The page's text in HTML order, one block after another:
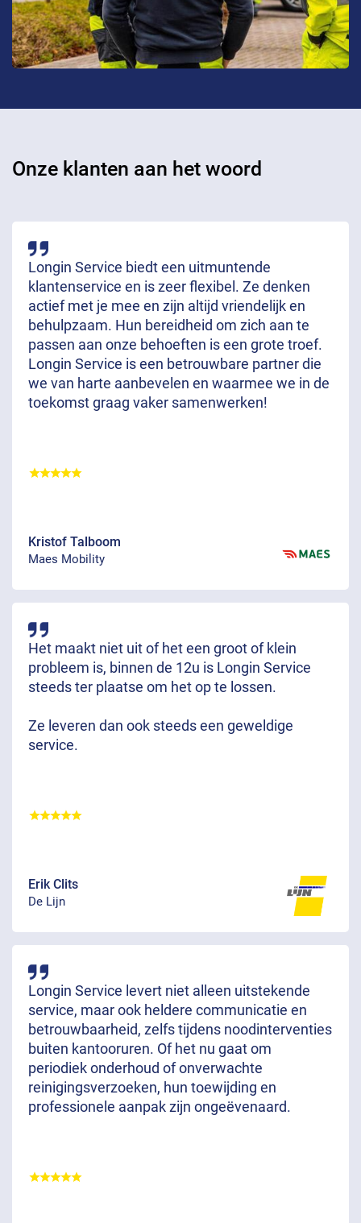
Onze klanten aan het woord
Longin Service biedt een uitmuntende
klantenservice en is zeer flexibel. Ze denken
actief met je mee en zijn altijd vriendelijk en
behulpzaam. Hun bereidheid om zich aan te
passen aan onze behoeften is een grote troef.
Longin Service is een betrouwbare partner die
we van harte aanbevelen en waarmee we in de
toekomst graag vaker samenwerken!
Kristof Talboom
Maes Mobility
Het maakt niet uit of het een groot of klein
probleem is, binnen de 12u is Longin Service
steeds ter plaatse om het op te lossen.
Ze leveren dan ook steeds een geweldige
service.
Erik Clits
De Lijn
Longin Service levert niet alleen uitstekende
service, maar ook heldere communicatie en
betrouwbaarheid, zelfs tijdens noodinterventies
buiten kantooruren. Of het nu gaat om
periodiek onderhoud of onverwachte
reinigingsverzoeken, hun toewijding en
professionele aanpak zijn ongeëvenaard.